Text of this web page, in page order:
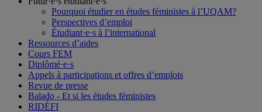
Pourquoi étudier en études féministes à l’UQAM?
Perspectives d’emploi
Étudiant·e·s à l’international
Ressources d’aides
Cours FEM
Diplômé·e·s
Appels à participations et offres d’emplois
Revue de presse
Balado - Et si les études féministes
RIDÉFI